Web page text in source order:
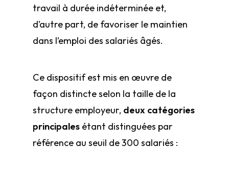
travail à durée indéterminée et,
d’autre part, de favoriser le maintien
dans l’emploi des salariés âgés.
Ce dispositif est mis en œuvre de
façon distincte selon la taille de la
structure employeur, deux catégories
principales étant distinguées par
référence au seuil de 300 salariés :